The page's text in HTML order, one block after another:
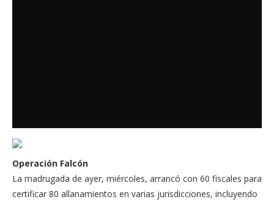
Operación Falcón
La madrugada de ayer, miércoles, arrancó con 60 fis­cales para
certificar 80 alla­namientos en varias jurisdic­ciones, incluyendo